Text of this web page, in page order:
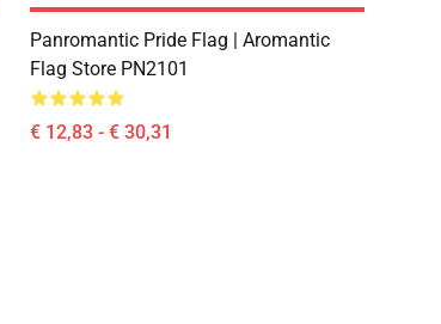
Panromantic Pride Flag | Aromantic
Flag Store PN2101
€ 12,83 - € 30,31